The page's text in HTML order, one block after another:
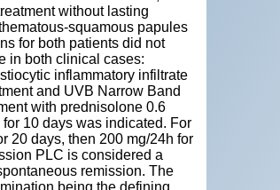
without lasting
squamous papules
for both patients did not
in both clinical cases:
inflammatory infiltrate
and UVB Narrow Band
with prednisolone 0.6
10 days was indicated. For
20 days, then 200 mg/24h for
PLC is considered a
remission. The
being the defining